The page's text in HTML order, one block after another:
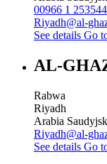
00966 1
Riyadh@al-
See details Go
AL-
Rabwa
Riyadh
Arabia
Riyadh@al-
See details Go